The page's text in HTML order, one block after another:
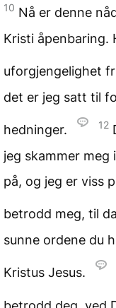
10 Nå er denne
Kristi
uforgjengelighet
det er jeg satt til
hedninger. 12
jeg skammer
på, og jeg er viss
betrodd meg, til
sunne ordene du
Kristus Jesus.